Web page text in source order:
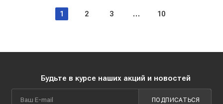
1 2 3 10
Будьте в курсе наших акций и новостей
ПОДПИСАТЬСЯ